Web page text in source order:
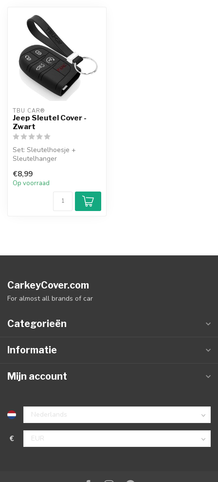
TBU CAR®
Jeep Sleutel Cover -
Zwart
Set: Sleutelhoesje +
Sleutelhanger
€8,99
Op voorraad
CarkeyCover.com
For almost all brands of car
Categorieën
Informatie
Mijn account
€